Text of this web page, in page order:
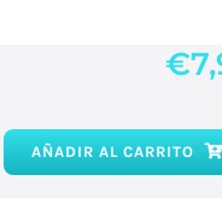
€
AÑADIR AL CARRITO